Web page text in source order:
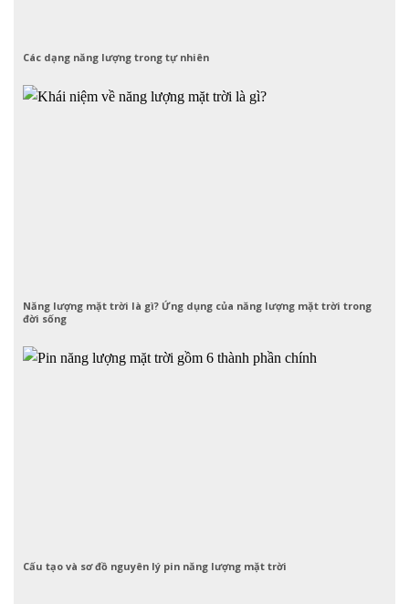
Các dạng năng lượng trong tự nhiên
Năng lượng mặt trời là gì? Ứng dụng của năng lượng mặt trời trong
đời sống
Cấu tạo và sơ đồ nguyên lý pin năng lượng mặt trời